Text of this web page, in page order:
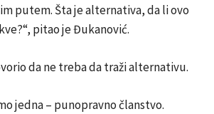
putem. Šta je alternativa, da li ovo
pitao je Đukanović.
da ne treba da traži alternativu.
jedna – punopravno članstvo.